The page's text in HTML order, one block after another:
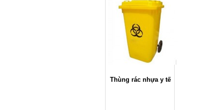
Thùng rác nhựa y tế